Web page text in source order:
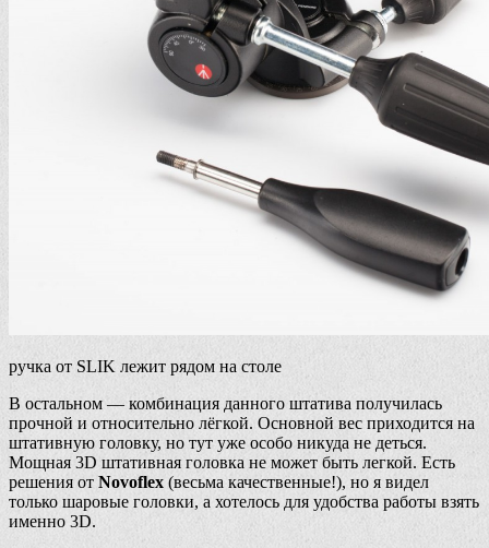
ручка от SLIK лежит рядом на столе
В остальном — комбинация данного штатива получилась
прочной и относительно лёгкой. Основной вес приходится на
штативную головку, но тут уже особо никуда не деться.
Мощная 3D штативная головка не может быть легкой. Есть
решения от Novoflex (весьма качественные!), но я видел
только шаровые головки, а хотелось для удобства работы взять
именно 3D.